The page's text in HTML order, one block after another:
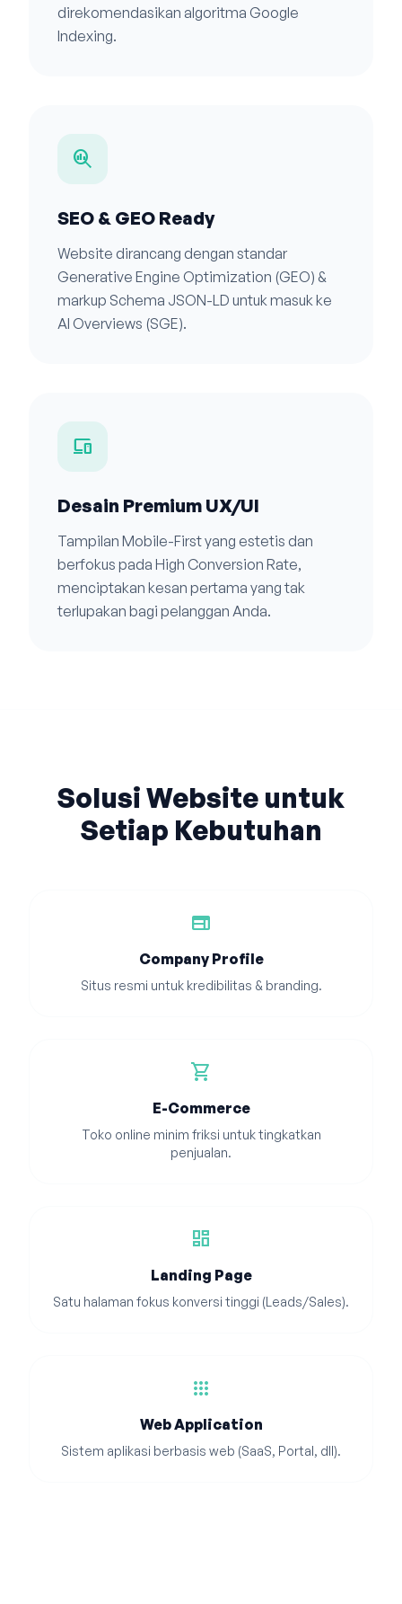
direkomendasikan algoritma Google
Indexing.
search_insights
SEO & GEO Ready
Website dirancang dengan standar
Generative Engine Optimization (GEO) &
markup Schema JSON-LD untuk masuk ke
AI Overviews (SGE).
devices
Desain Premium UX/UI
Tampilan Mobile-First yang estetis dan
berfokus pada High Conversion Rate,
menciptakan kesan pertama yang tak
terlupakan bagi pelanggan Anda.
Solusi Website untuk
Setiap Kebutuhan
web
Company Profile
Situs resmi untuk kredibilitas & branding.
shopping_cart
E-Commerce
Toko online minim friksi untuk tingkatkan
penjualan.
dashboard
Landing Page
Satu halaman fokus konversi tinggi (Leads/Sales).
apps
Web Application
Sistem aplikasi berbasis web (SaaS, Portal, dll).